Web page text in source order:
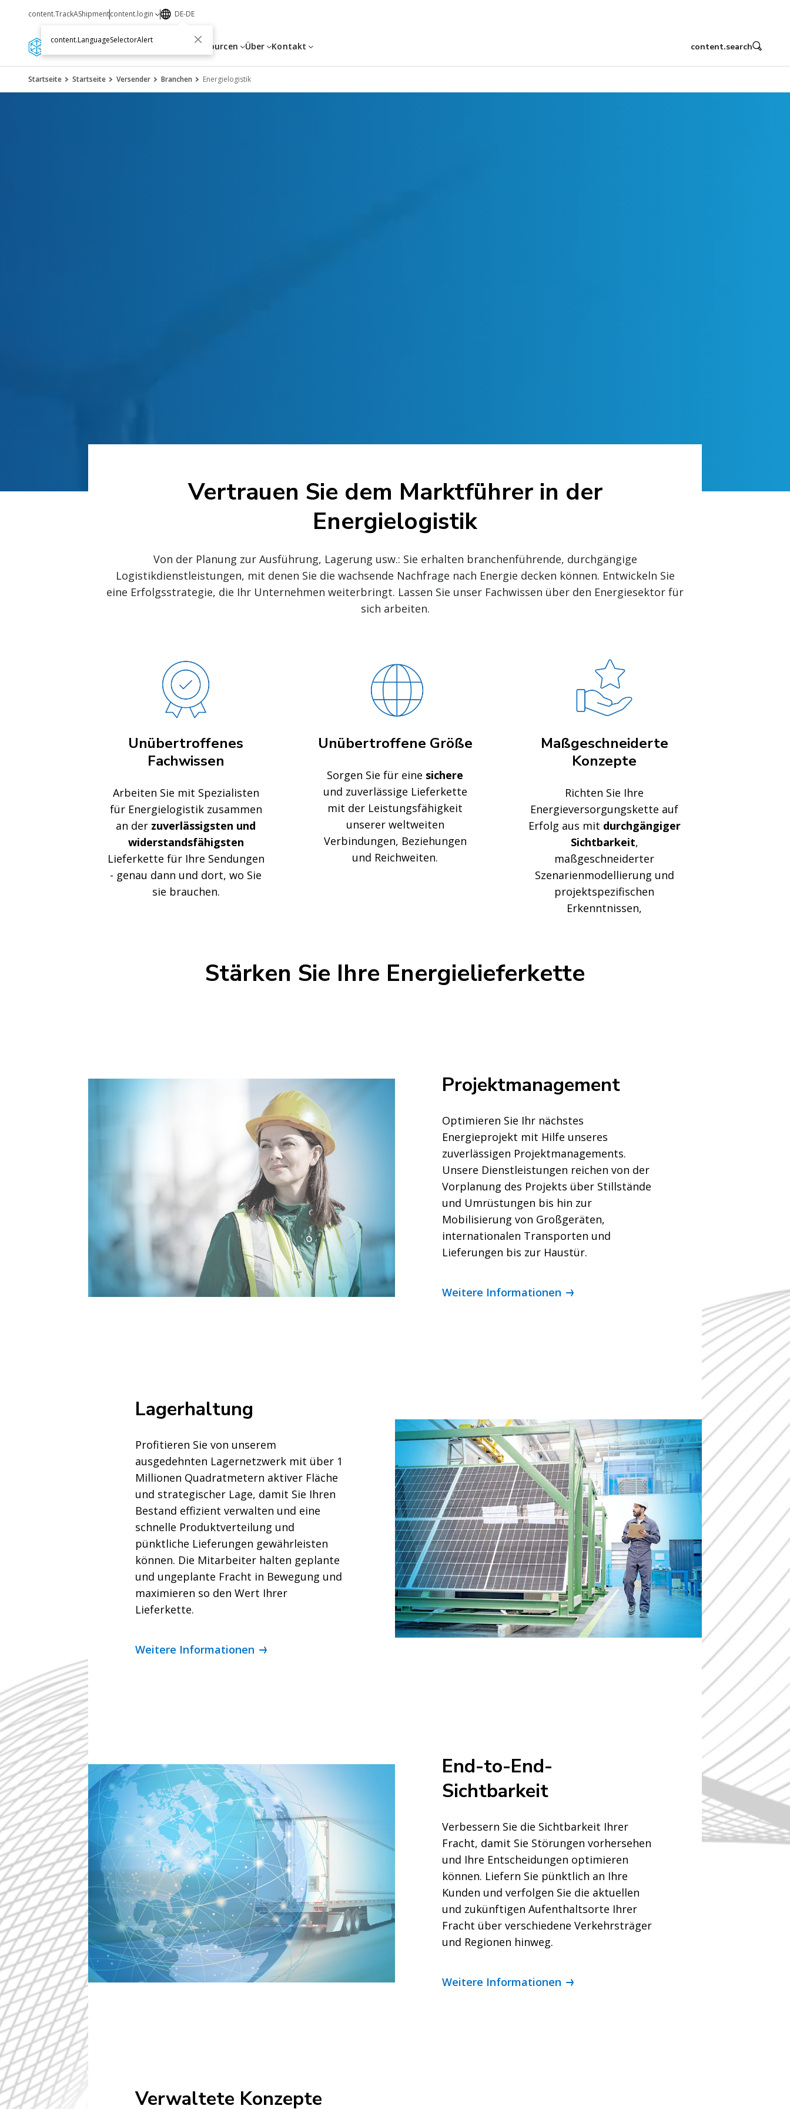
Dienstleistungen Ressourcen Über Kontakt
content.TrackAShipmentcontent.login DE-DE
content.LanguageSelectorAlert
content.search
Startseite Startseite Versender Branchen Energielogistik
Wir wachsen über
Energiestrategie
voranzutreiben
Vertrauen Sie dem Marktführer in der
Energielogistik
Von der Planung zur Ausführung, Lagerung usw.: Sie erhalten branchenführende, durchgängige
Logistikdienstleistungen, mit denen Sie die wachsende Nachfrage nach Energie decken können. Entwickeln Sie
eine Erfolgsstrategie, die Ihr Unternehmen weiterbringt. Lassen Sie unser Fachwissen über den Energiesektor für
sich arbeiten.
Unübertroffenes
Fachwissen
Arbeiten Sie mit Spezialisten
für Energielogistik zusammen
an der zuverlässigsten und
widerstandsfähigsten
Lieferkette für Ihre Sendungen
- genau dann und dort, wo Sie
sie brauchen.
Unübertroffene Größe
Sorgen Sie für eine sichere
und zuverlässige Lieferkette
mit der Leistungsfähigkeit
unserer weltweiten
Verbindungen, Beziehungen
und Reichweiten.
Maßgeschneiderte
Konzepte
Richten Sie Ihre
Energieversorgungskette auf
Erfolg aus mit durchgängiger
Sichtbarkeit,
maßgeschneiderter
Szenarienmodellierung und
projektspezifischen
Erkenntnissen,
Stärken Sie Ihre Energielieferkette
Projektmanagement
Optimieren Sie Ihr nächstes
Energieprojekt mit Hilfe unseres
zuverlässigen Projektmanagements.
Unsere Dienstleistungen reichen von der
Vorplanung des Projekts über Stillstände
und Umrüstungen bis hin zur
Mobilisierung von Großgeräten,
internationalen Transporten und
Lieferungen bis zur Haustür.
Weitere Informationen
Lagerhaltung
Profitieren Sie von unserem
ausgedehnten Lagernetzwerk mit über 1
Millionen Quadratmetern aktiver Fläche
und strategischer Lage, damit Sie Ihren
Bestand effizient verwalten und eine
schnelle Produktverteilung und
pünktliche Lieferungen gewährleisten
können. Die Mitarbeiter halten geplante
und ungeplante Fracht in Bewegung und
maximieren so den Wert Ihrer
Lieferkette.
Weitere Informationen
End-to-End-
Sichtbarkeit
Verbessern Sie die Sichtbarkeit Ihrer
Fracht, damit Sie Störungen vorhersehen
und Ihre Entscheidungen optimieren
können. Liefern Sie pünktlich an Ihre
Kunden und verfolgen Sie die aktuellen
und zukünftigen Aufenthaltsorte Ihrer
Fracht über verschiedene Verkehrsträger
und Regionen hinweg.
Weitere Informationen
Verwaltete Konzepte